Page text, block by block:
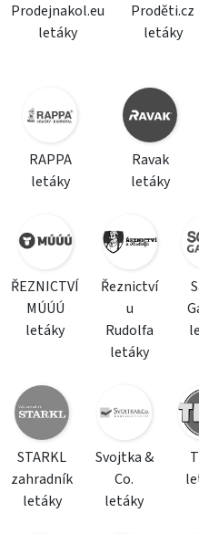
Prodejnakol.eu
letáky
Proděti.cz
letáky
RAPPA
letáky
Ravak
letáky
ŘEZNICTVÍ
MÚÚÚ
letáky
Řeznictví
u
Rudolfa
letáky
STARKL
zahradník
letáky
Svojtka &
Co.
letáky